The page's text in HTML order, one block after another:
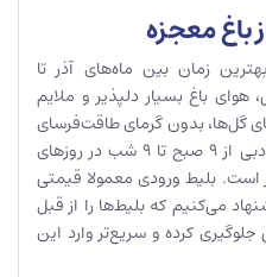
باغ معجزه
زمان بین ماه‌های آذر تا
هوای باغ بسیار دلپذیر و ملایم
گل‌ها، بدون گرمای طاقت‌فرسای
تابستان دبی لذت ببرید. باغ گل دبی از 9 صبح تا 9 شب در روزهای
باز است. بلیط ورودی معمولا قیمتی
پیشنهاد می‌کنیم که بلیط‌ها را از قبل
کرده و سریع‌تر وارد این